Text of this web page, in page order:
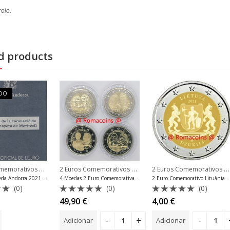
products
Andorra,Coincard Andorra Euro
2 Euros Comemorativos 2021 2 Euros Comemorativos Andorra,Coincard Andorra Euro
Cartão de Moeda Andorra 2021 Nossa Senhora de Meritxell Proof
(0)
2 Euros Comemorativos 2021 2 Euros Comemorativos
4 Moedas 2 Euro Comemorativas Luxemburgo 2021 Unc
Avaliação
0
5
(0)
49,90 €
Adicionar
2 Euros Comemorativos 2021
2 Euro Comemorativo Lituânia 2021 Dzukija
Avaliação
0
5
(0)
4,00 €
Adicionar